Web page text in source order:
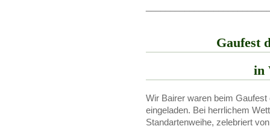
Gaufest
in
Wir Bairer waren beim
eingeladen. Bei herrlichem
Standartenweihe, zelebriert